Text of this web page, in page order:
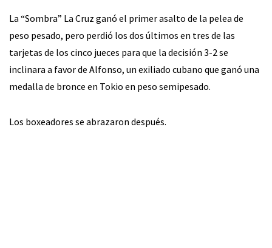
La “Sombra” La Cruz ganó el primer asalto de la pelea de
peso pesado, pero perdió los dos últimos en tres de las
tarjetas de los cinco jueces para que la decisión 3-2 se
inclinara a favor de Alfonso, un exiliado cubano que ganó una
medalla de bronce en Tokio en peso semipesado.
Los boxeadores se abrazaron después.